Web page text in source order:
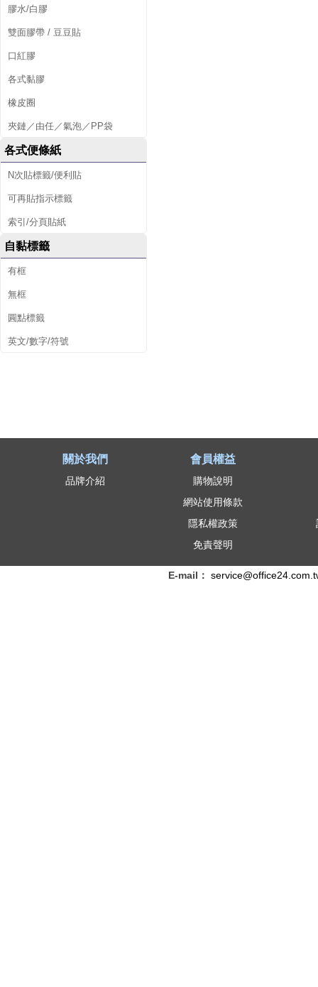
膠水/白膠
雙面膠帶 / 豆豆貼
口紅膠
各式黏膠
橡皮圈
夾鏈／由任／氣泡／PP袋
各式便條紙
N次貼標籤/便利貼
可再貼指示標籤
索引/分頁貼紙
自黏標籤
有框
無框
圓點標籤
英文/數字/符號
關於我們
品牌介紹
會員權益
購物說明
網站使用條款
隱私權政策
免責聲明
E-mail：